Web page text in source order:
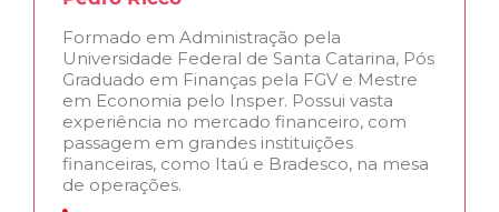
Formado em Administração pela
Universidade Federal de Santa Catarina, Pós
Graduado em Finanças pela FGV e Mestre
em Economia pelo Insper. Possui vasta
experiência no mercado financeiro, com
passagem em grandes instituições
financeiras, como Itaú e Bradesco, na mesa
de operações.